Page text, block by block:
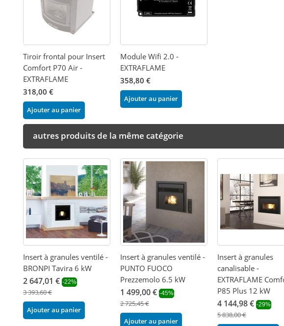
Tiroir frontal pour Insert
Comfort P70 Air -
EXTRAFLAME
318,00 €
Ajouter au panier
Module Wifi 2.0 -
EXTRAFLAME
358,80 €
Ajouter au panier
autres produits de la même catégorie
Insert à granules ventilé -
BRONPI Tavira 6 kW
2 647,01 € -22%
3 393,60 €
Ajouter au panier
Insert à granules ventilé -
PUNTO FUOCO
Prezzemolo 6.5 kW
1 499,00 € -45%
2 725,45 €
Ajouter au panier
Insert à granules
canalisable -
EXTRAFLAME
P85 Plus 12 kW
4 144,98 € -29%
5 838,00 €